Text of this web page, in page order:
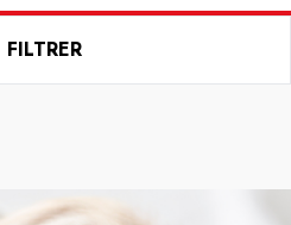
FILTRER